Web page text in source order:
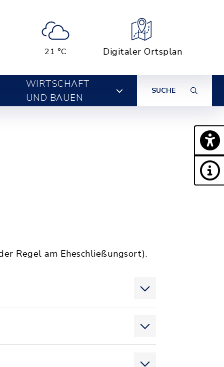
21 °C Digitaler Ortsplan
WIRTSCHAFT
UND BAUEN
SUCHE
Regel am Eheschließungsort).